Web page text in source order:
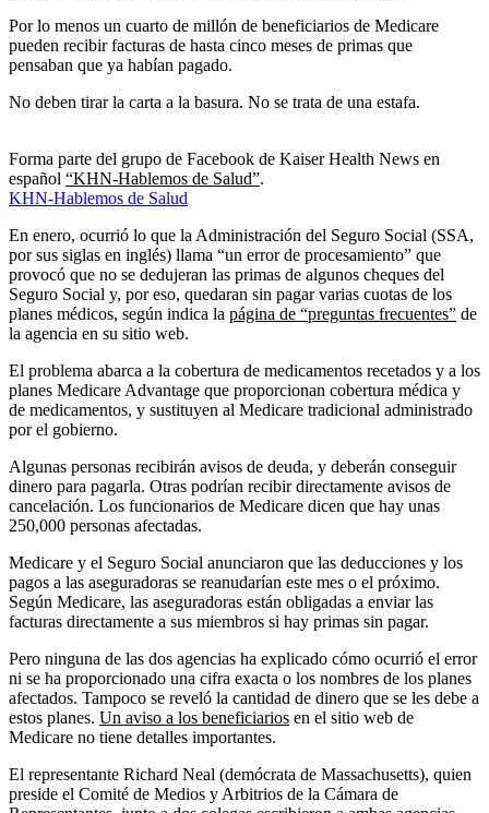
Por lo menos un cuarto de millón de beneficiarios de Medicare
pueden recibir facturas de hasta cinco meses de primas que
pensaban que ya habían pagado.
No deben tirar la carta a la basura. No se trata de una estafa.
Forma parte del grupo de Facebook de Kaiser Health News en
español “KHN-Hablemos de Salud”.
KHN-Hablemos de Salud
En enero, ocurrió lo que la Administración del Seguro Social (SSA,
por sus siglas en inglés) llama “un error de procesamiento” que
provocó que no se dedujeran las primas de algunos cheques del
Seguro Social y, por eso, quedaran sin pagar varias cuotas de los
planes médicos, según indica la página de “preguntas frecuentes” de
la agencia en su sitio web.
El problema abarca a la cobertura de medicamentos recetados y a los
planes Medicare Advantage que proporcionan cobertura médica y
de medicamentos, y sustituyen al Medicare tradicional administrado
por el gobierno.
Algunas personas recibirán avisos de deuda, y deberán conseguir
dinero para pagarla. Otras podrían recibir directamente avisos de
cancelación. Los funcionarios de Medicare dicen que hay unas
250,000 personas afectadas.
Medicare y el Seguro Social anunciaron que las deducciones y los
pagos a las aseguradoras se reanudarían este mes o el próximo.
Según Medicare, las aseguradoras están obligadas a enviar las
facturas directamente a sus miembros si hay primas sin pagar.
Pero ninguna de las dos agencias ha explicado cómo ocurrió el error
ni se ha proporcionado una cifra exacta o los nombres de los planes
afectados. Tampoco se reveló la cantidad de dinero que se les debe a
estos planes. Un aviso a los beneficiarios en el sitio web de
Medicare no tiene detalles importantes.
El representante Richard Neal (demócrata de Massachusetts), quien
preside el Comité de Medios y Arbitrios de la Cámara de